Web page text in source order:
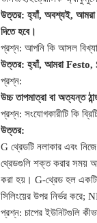
উত্তর: হ্যাঁ, অবশ্যই, আমরা
দিতে হবে।
প্রশ্ন: আপনি কি আসল বিখ্যাত
উত্তর: হ্যাঁ, আমরা
প্রশ্ন:
উচ্চ তাপমাত্রা বা অত্যন্ত
প্রশ্ন: সংযোগকারীটি কি
উত্তর:
G থ্রেডটি নলাকার এবং
থ্রেডগুলি শক্ত করার সময়
করা হয়। G-থ্রেড হল একটি
সিলিংয়ের উপর নির্ভর
প্রশ্ন: চাপের ইউনিটগুলি